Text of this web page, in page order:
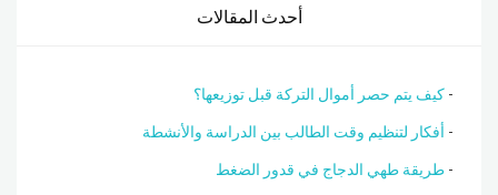
أحدث المقالات
كيف يتم حصر أموال التركة قبل توزيعها؟
أفكار لتنظيم وقت الطالب بين الدراسة والأنشطة
طريقة طهي الدجاج في قدور الضغط